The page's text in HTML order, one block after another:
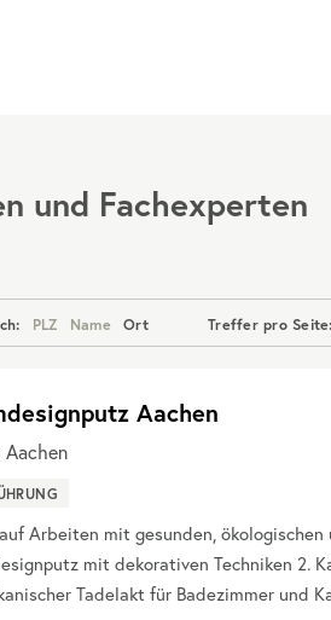
und Fachexperten
PLZ Name Ort Treffer pro Seite:
Aachen
Aachen
Arbeiten mit gesunden, ökologischen
mit dekorativen Techniken 2.
Tadelakt für Badezimmer und